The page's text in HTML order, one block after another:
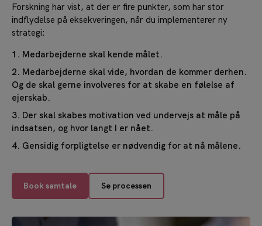
Forskning har vist, at der er fire punkter, som har stor
indflydelse på eksekveringen, når du implementerer ny
strategi:
Medarbejderne skal kende målet.
Medarbejderne skal vide, hvordan de kommer derhen.
Og de skal gerne involveres for at skabe en følelse af
ejerskab.
Der skal skabes motivation ved undervejs at måle på
indsatsen, og hvor langt I er nået.
Gensidig forpligtelse er nødvendig for at nå målene.
Book samtale Se processen